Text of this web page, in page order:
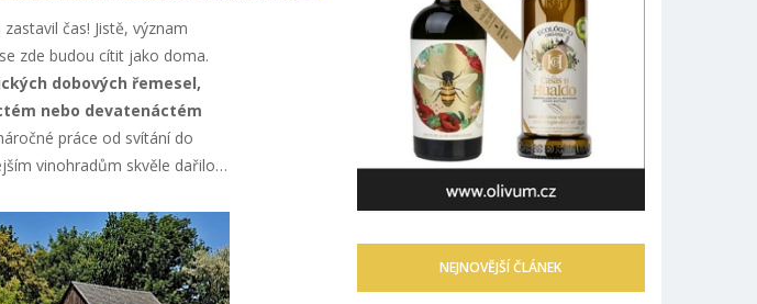
čas! Jistě, význam
zde budou cítit jako doma.
dobových řemesel,
nebo devatenáctém
práce od svítání do
vinohradům skvěle dařilo…
NEJNOVĚJŠÍ ČLÁNEK